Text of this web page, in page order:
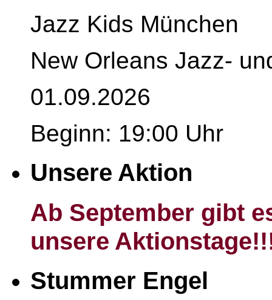
Jazz Kids München
New Orleans Jazz-
01.09.2026
Beginn: 19:00 Uhr
Unsere Aktion
Ab September gibt
unsere
Stummer Engel